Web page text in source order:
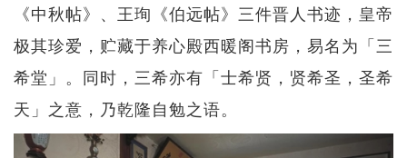
《中秋帖》、王珣《伯远帖》三件晋人书迹，皇帝
极其珍爱，贮藏于养心殿西暖阁书房，易名为「三
希堂」。同时，三希亦有「士希贤，贤希圣，圣希
天」之意，乃乾隆自勉之语。